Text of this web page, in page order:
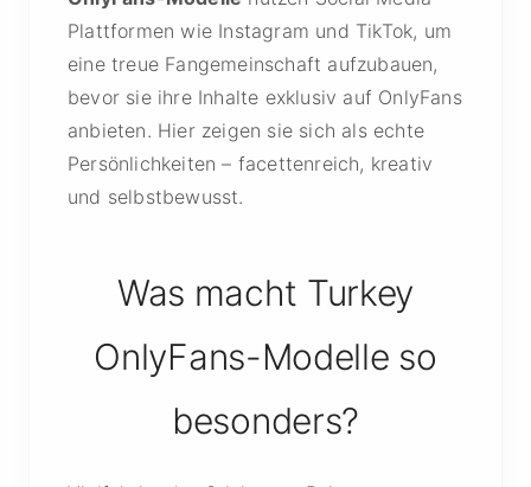
Plattformen wie Instagram und TikTok, um
eine treue Fangemeinschaft aufzubauen,
bevor sie ihre Inhalte exklusiv auf OnlyFans
anbieten. Hier zeigen sie sich als echte
Persönlichkeiten – facettenreich, kreativ
und selbstbewusst.
Was macht Turkey
OnlyFans-Modelle so
besonders?